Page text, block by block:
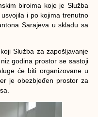
biroima koje je Služba
i po kojima trenutno
Sarajeva u skladu sa
Služba za zapošljavanje
godina prostor se sastoji
će biti organizovane u
je obezbjeđen prostor za